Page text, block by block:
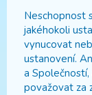
Neschopnost
jakéhokoli
vynucovat
ustanovení.
a
považovat za